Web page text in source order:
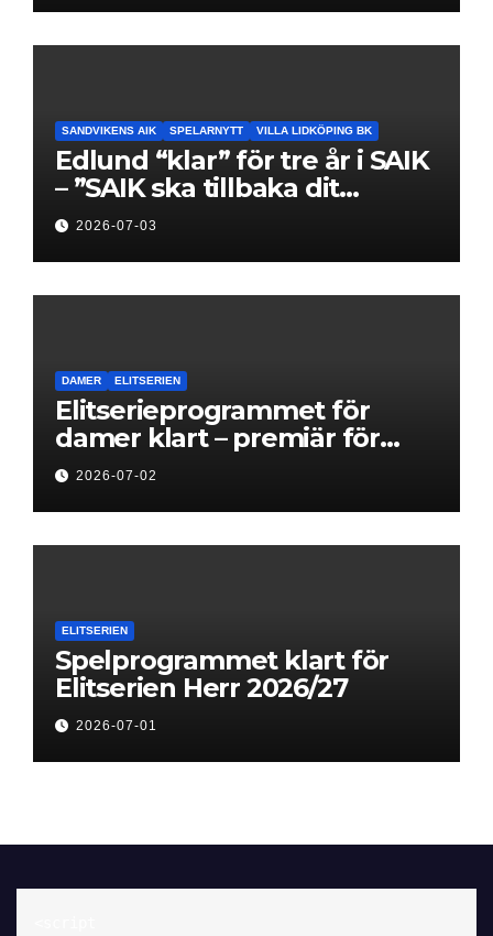
SANDVIKENS AIK SPELARNYTT VILLA LIDKÖPING BK
Edlund “klar” för tre år i SAIK
– ”SAIK ska tillbaka dit
klubben hör hemma”
2026-07-03
DAMER ELITSERIEN
Elitserieprogrammet för
damer klart – premiär för
Next Level
2026-07-02
ELITSERIEN
Spelprogrammet klart för
Elitserien Herr 2026/27
2026-07-01